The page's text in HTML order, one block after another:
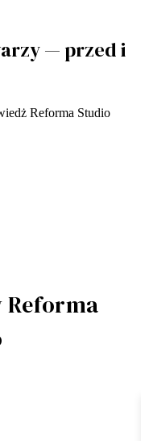
— przed i
Reforma Studio